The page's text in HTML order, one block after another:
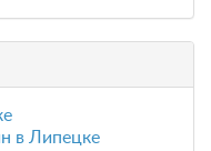
в Липецке